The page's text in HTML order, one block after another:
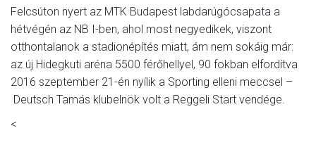
AKKREDITÁCIÓ
Felcsúton nyert az MTK Budapest labdarúgócsapata a
hétvégén az NB I-ben, ahol most negyedikek, viszont
otthontalanok a stadionépítés miatt, ám nem sokáig már:
az új Hidegkuti aréna 5500 férőhellyel, 90 fokban elfordítva
2016 szeptember 21-én nyílik a Sporting elleni meccsel –
Deutsch Tamás klubelnök volt a Reggeli Start vendége.
<